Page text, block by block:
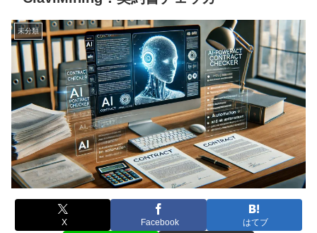
未分類
X Facebook はてブ